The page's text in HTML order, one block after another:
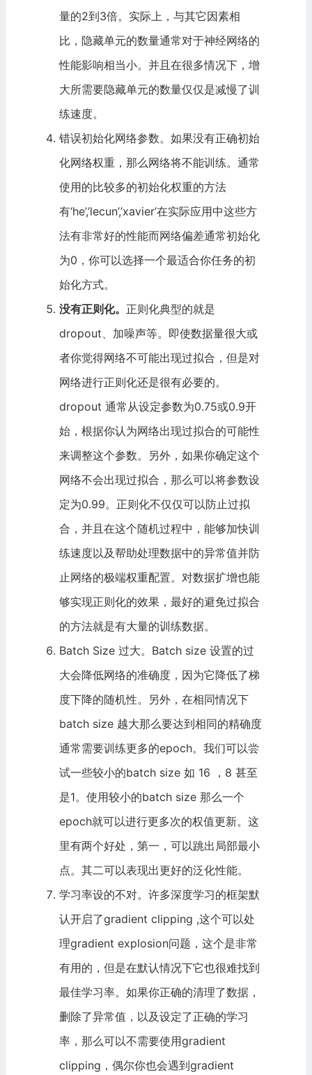
量的2到3倍。实际上，与其它因素相
比，隐藏单元的数量通常对于神经网络的
性能影响相当小。并且在很多情况下，增
大所需要隐藏单元的数量仅仅是减慢了训
练速度。
错误初始化网络参数。如果没有正确初始
化网络权重，那么网络将不能训练。通常
使用的比较多的初始化权重的方法
有‘he’,’lecun’,’xavier’在实际应用中这些方
法有非常好的性能而网络偏差通常初始化
为0，你可以选择一个最适合你任务的初
始化方式。
没有正则化。 正则化典型的就是
dropout、加噪声等。即使数据量很大或
者你觉得网络不可能出现过拟合，但是对
网络进行正则化还是很有必要的。
dropout 通常从设定参数为0.75或0.9开
始，根据你认为网络出现过拟合的可能性
来调整这个参数。另外，如果你确定这个
网络不会出现过拟合，那么可以将参数设
定为0.99。正则化不仅仅可以防止过拟
合，并且在这个随机过程中，能够加快训
练速度以及帮助处理数据中的异常值并防
止网络的极端权重配置。对数据扩增也能
够实现正则化的效果，最好的避免过拟合
的方法就是有大量的训练数据。
Batch Size 过大。Batch size 设置的过
大会降低网络的准确度，因为它降低了梯
度下降的随机性。另外，在相同情况下
batch size 越大那么要达到相同的精确度
通常需要训练更多的epoch。我们可以尝
试一些较小的batch size 如 16 ，8 甚至
是1。使用较小的batch size 那么一个
epoch就可以进行更多次的权值更新。这
里有两个好处，第一，可以跳出局部最小
点。其二可以表现出更好的泛化性能。
学习率设的不对。许多深度学习的框架默
认开启了gradient clipping ,这个可以处
理gradient explosion问题，这个是非常
有用的，但是在默认情况下它也很难找到
最佳学习率。如果你正确的清理了数据，
删除了异常值，以及设定了正确的学习
率，那么可以不需要使用gradient
clipping，偶尔你也会遇到gradient